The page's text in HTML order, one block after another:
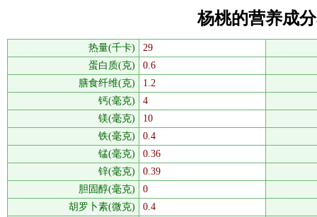
杨桃的营养成
热量(千卡)
29
蛋白质(克)
0.6
膳食纤维(克)
1.2
钙(毫克)
4
镁(毫克)
10
铁(毫克)
0.4
锰(毫克)
0.36
锌(毫克)
0.39
胆固醇(毫克)
0
胡罗卜素(微克)
0.4